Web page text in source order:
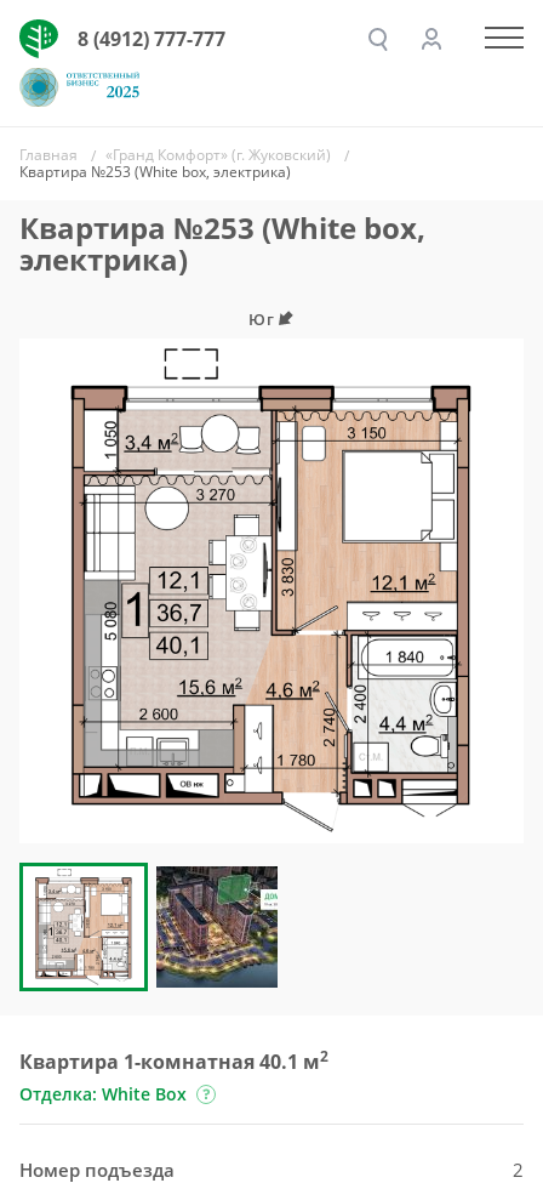
8 (4912) 777-777
Главная
«Гранд Комфорт» (г. Жуковский)
Квартира №253 (White box, электрика)
Квартира №253 (White box,
электрика)
Юг
Квартира 1-комнатная 40.1 м2
Отделка: White Box
Номер подъезда 2